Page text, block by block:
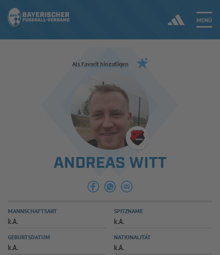
MENÜ
Jetzt einloggen
ERGEBNISSE & WETTBEWERBE
SPIELBETRIEB & VERBANDSLEBEN
AUSBILDUNG & FÖRDERUNG
SPIELPLUS
Als Favorit hinzufügen
ANDREAS WITT
MANNSCHAFTSART
k.A.
SPITZNAME
k.A.
GEBURTSDATUM
k.A.
NATIONALITÄT
k.A.